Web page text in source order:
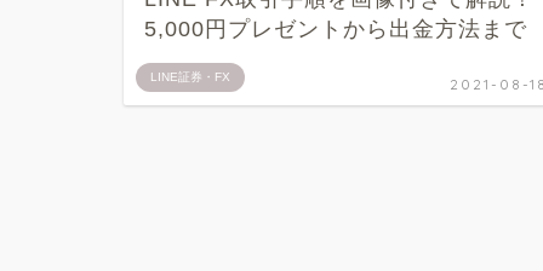
LINE証券・FX
5,000円プレゼントから出金方法まで
2021-08-